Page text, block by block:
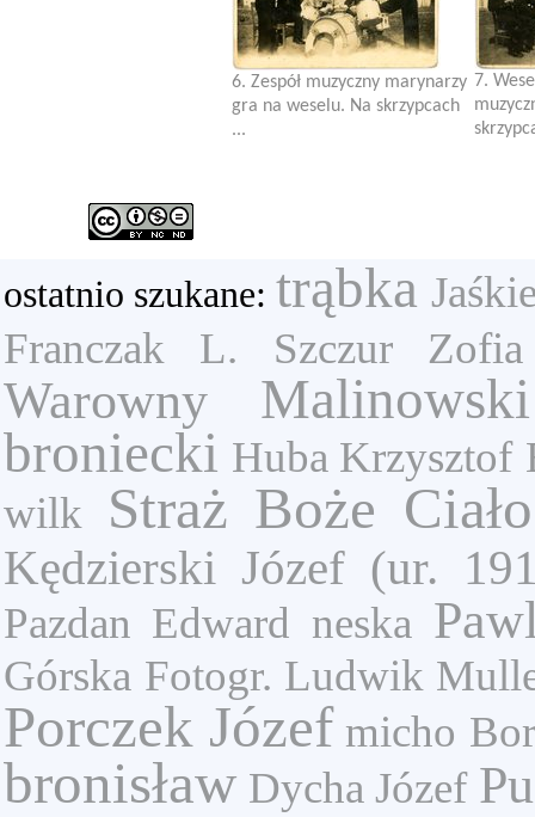
6. Zespół muzyczny marynarzy
gra na weselu. Na skrzypcach
...
7.
ostatnio szukane:trąbka
Franczak L.
Szczur Zofia
Warowny
broniecki Huba Krzysztof
wilk
Straż Boże Ciało
Kędzierski Józef (ur.
Pazdan Edward neska
Górska Fotogr. Ludwik
Porczek Józef micho
bronisław Dycha Józef